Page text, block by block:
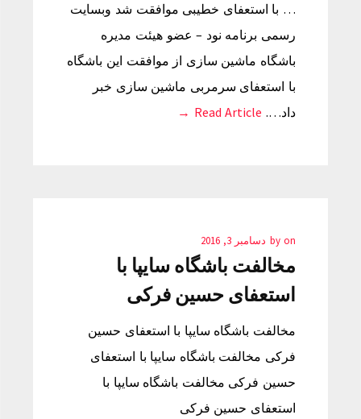
… با استعفای خطیبی موافقت شد وبسایت
رسمی برنامه نود – عضو هیئت مدیره
باشگاه ماشین سازی از موافقت این باشگاه
با استعفای سرمربی ماشین سازی خبر
داد…. Read Article →
by on دسامبر 3, 2016
مخالفت باشگاه سایپا با
استعفای حسین فرکی
مخالفت باشگاه سایپا با استعفای حسین
فرکی مخالفت باشگاه سایپا با استعفای
حسین فرکی مخالفت باشگاه سایپا با
استعفای حسین فرکی